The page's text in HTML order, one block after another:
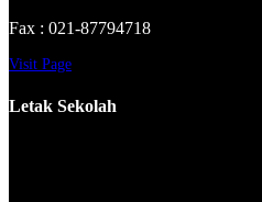
Fax : 021-87794718
Visit Page
Letak Sekolah